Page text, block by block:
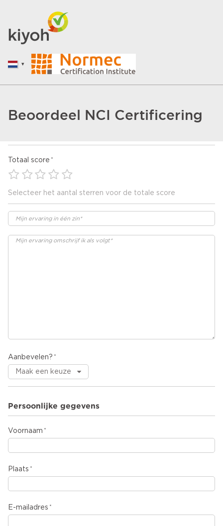
Beoordeel NCI Certificering
Totaal score
Selecteer het aantal sterren voor de totale score
Aanbevelen?
Persoonlijke gegevens
Voornaam
Plaats
E-mailadres